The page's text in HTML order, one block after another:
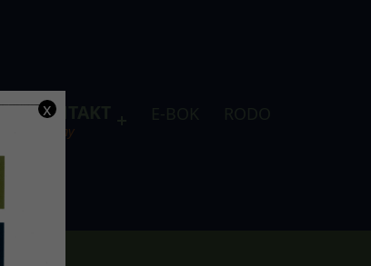
KONTAKT
telefony
x